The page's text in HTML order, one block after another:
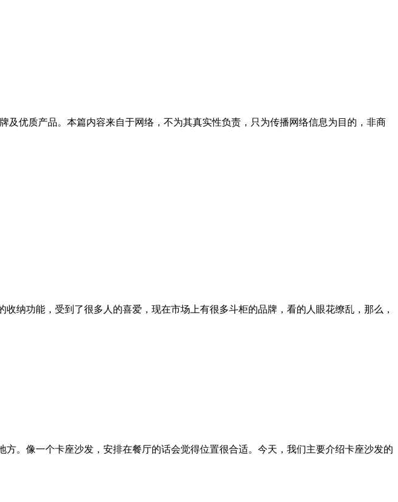
优质产品。本篇内容来自于网络，不为其真实性负责，只为传播网络信息为目的，非商
纳功能，受到了很多人的喜爱，现在市场上有很多斗柜的品牌，看的人眼花缭乱，那么，
。像一个卡座沙发，安排在餐厅的话会觉得位置很合适。今天，我们主要介绍卡座沙发的